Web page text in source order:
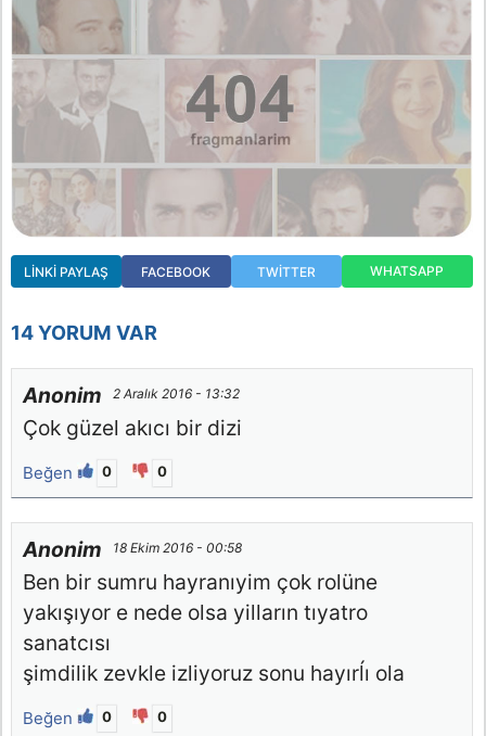
LINKI PAYLAŞ FACEBOOK TWITTER WHATSAPP
14 YORUM VAR
Anonim 2 Aralık 2016 - 13:32
Çok güzel akıcı bir dizi
Beğen 0 0
Anonim 18 Ekim 2016 - 00:58
Ben bir sumru hayranıyim çok rolüne
yakışıyor e nede olsa yilların tıyatro
sanatcısı
şimdilik zevkle izliyoruz sonu hayırĺı ola
Beğen 0 0